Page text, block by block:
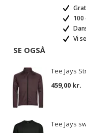
Vi
SE OGSÅ
Tee Jays
459,00 kr.
Tee Jays